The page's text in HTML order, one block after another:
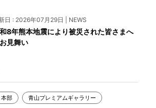
日 : 2026年07月29日 | NEWS
8年熊本地震により被災された皆さまへ
見舞い
部 青山プレミアムギャラリー